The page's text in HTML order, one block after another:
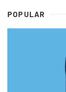
POPULAR